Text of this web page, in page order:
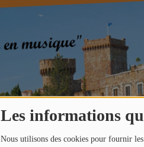
Les informations
Nous utilisons des cookies pour fournir